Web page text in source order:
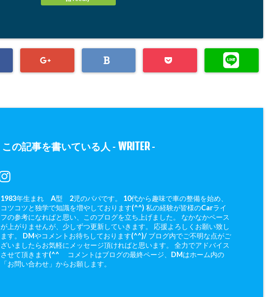
この記事を書いている人 - WRITER-
1983年生まれ A型 2児のパパです。 10代から趣味で車の整備を始め、
コツコツと独学で知識を増やしております(^^) 私の経験が皆様のCarライ
フの参考になればと思い、このブログを立ち上げました。 なかなかペース
が上がりませんが、少しずつ更新していきます。 応援よろしくお願い致し
ます。 DMやコメントお待ちしております(^^)/ ブログ内でご不明な点がご
ざいましたらお気軽にメッセージ頂ければと思います。 全力でアドバイス
させて頂きます(^^ゞ コメントはブログの最終ページ、DMはホーム内の
「お問い合わせ」からお願します。